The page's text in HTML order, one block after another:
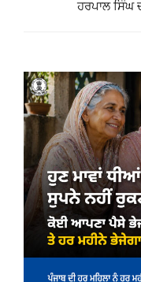
ਹਰਪਾਲ ਸਿੰਘ